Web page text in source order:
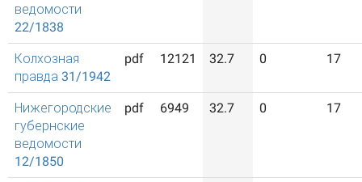
ведомости
22/1838
Колхозная
правда 31/1942
pdf 12121 32.7 0 17
Нижегородские
губернские
ведомости
12/1850
pdf 6949 32.7 0 17